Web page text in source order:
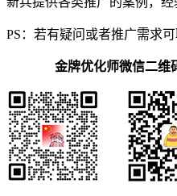
PS：若有疑问或者推广需求可
金牌优化师微信二维